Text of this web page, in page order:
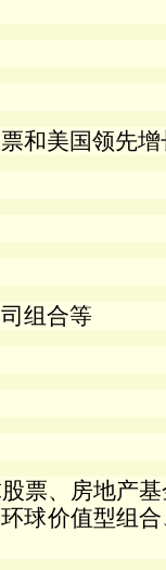
和美国领先
组合等
票、房地产
球价值型组